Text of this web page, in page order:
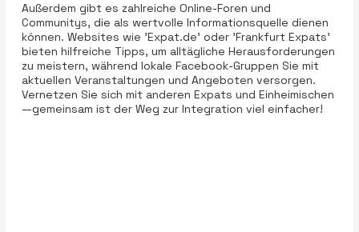
Außerdem gibt es zahlreiche Online-Foren und
Communitys, die als wertvolle Informationsquelle dienen
können. Websites wie 'Expat.de' oder 'Frankfurt Expats'
bieten hilfreiche Tipps, um alltägliche Herausforderungen
zu meistern, während lokale Facebook-Gruppen Sie mit
aktuellen Veranstaltungen und Angeboten versorgen.
Vernetzen Sie sich mit anderen Expats und Einheimischen
—gemeinsam ist der Weg zur Integration viel einfacher!